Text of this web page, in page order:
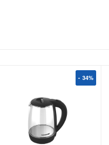
- 34%